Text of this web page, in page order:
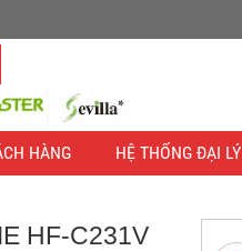
HÀNG HỆ THỐNG ĐẠI LÝ
HF-C231V
sẽ không có hiệu lực.